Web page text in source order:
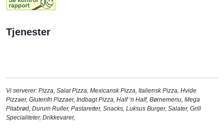
Tjenester
Vi serverer: Pizza, Salat Pizza, Mexicansk Pizza, Italiensk Pizza, Hvide
Pizzaer, Glutenfri Pizzaer, Indbagt Pizza, Half ‘n Half, Børnemenu, Mega
Pitabrød, Durum Ruller, Pastaretter, Snacks, Luksus Burger, Salater, Grill
Specialiteter, Drikkevarer,